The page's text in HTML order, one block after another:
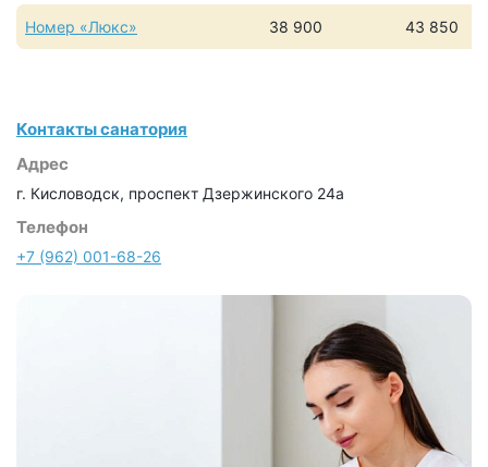
Номер «Люкс» 38 900 43 850
Контакты санатория
Адрес
г. Кисловодск, проспект Дзержинского 24а
Телефон
+7 (962) 001-68-26